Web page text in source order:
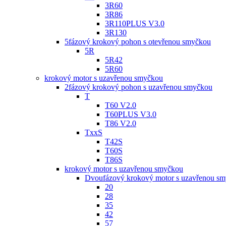
3R60
3R86
3R110PLUS V3.0
3R130
5fázový krokový pohon s otevřenou smyčkou
5R
5R42
5R60
krokový motor s uzavřenou smyčkou
2fázový krokový pohon s uzavřenou smyčkou
T
T60 V2.0
T60PLUS V3.0
T86 V2.0
TxxS
T42S
T60S
T86S
krokový motor s uzavřenou smyčkou
Dvoufázový krokový motor s uzavřenou
20
28
35
42
57